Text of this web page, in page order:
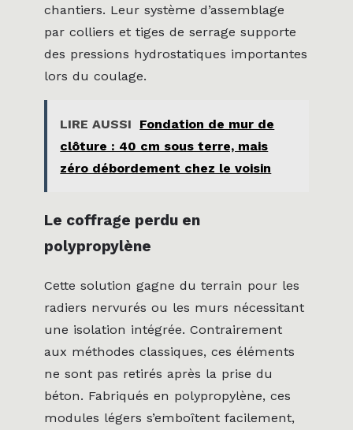
chantiers. Leur système d’assemblage
par colliers et tiges de serrage supporte
des pressions hydrostatiques importantes
lors du coulage.
LIRE AUSSI
Fondation de mur de
clôture : 40 cm sous terre, mais
zéro débordement chez le voisin
Le coffrage perdu en
polypropylène
Cette solution gagne du terrain pour les
radiers nervurés ou les murs nécessitant
une isolation intégrée. Contrairement
aux méthodes classiques, ces éléments
ne sont pas retirés après la prise du
béton. Fabriqués en polypropylène, ces
modules légers s’emboîtent facilement,